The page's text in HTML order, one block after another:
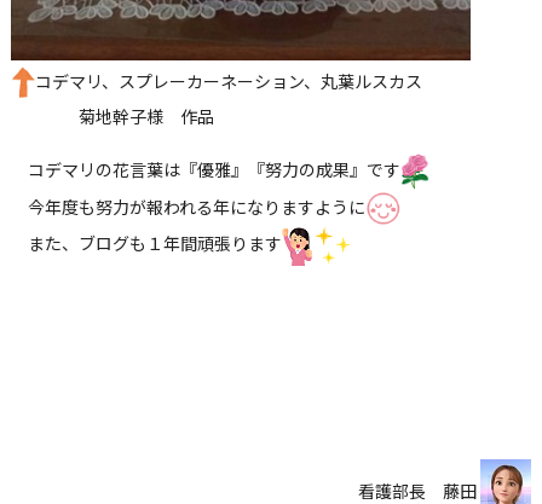
コデマリ、スプレーカーネーション、丸葉ルスカス
菊地幹子様 作品
コデマリの花言葉は『優雅』『努力の成果』です
今年度も努力が報われる年になりますように
また、ブログも１年間頑張ります
看護部長 藤田